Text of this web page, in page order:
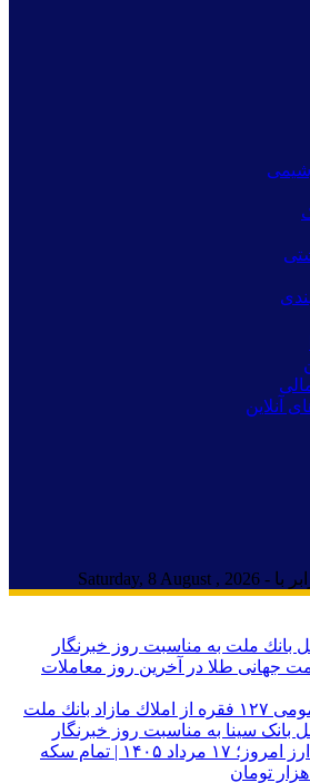
آنلاین
بانك ملت به مناسبت روز خبرنگار
قیمت جهانی طلا در آخرین روز معاملات
بانك ملت
بانک سینا به مناسبت روز خبرنگار
قیمت طلا، سکه و ارز امروز؛ ۱۷ مرداد ۱۴۰۵ | تمام سکه